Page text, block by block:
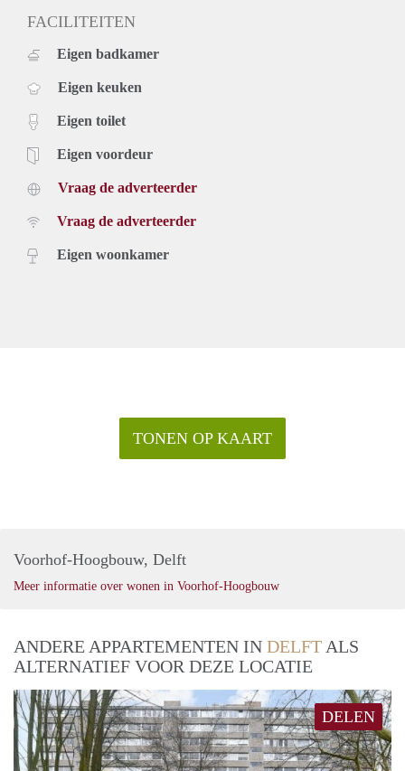
FACILITEITEN
Eigen badkamer
Eigen keuken
Eigen toilet
Eigen voordeur
Vraag de adverteerder
Vraag de adverteerder
Eigen woonkamer
TONEN OP KAART
Voorhof-Hoogbouw, Delft
Meer informatie over wonen in Voorhof-Hoogbouw
ANDERE APPARTEMENTEN IN DELFT ALS
ALTERNATIEF VOOR DEZE LOCATIE
DELEN